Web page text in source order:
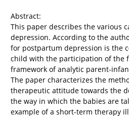
Abstract:
This paper describes the various
depression. According to the
for postpartum depression is the
child with the participation of the
framework of analytic parent-
The paper characterizes the
therapeutic attitude towards the
the way in which the babies are
example of a short-term therapy